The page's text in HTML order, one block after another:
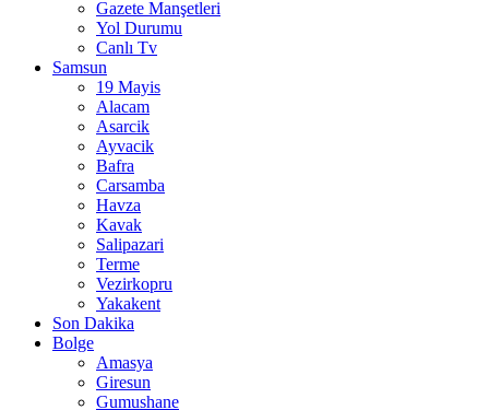
Gazete Manşetleri
Yol Durumu
Canlı Tv
Samsun
19 Mayis
Alacam
Asarcik
Ayvacik
Bafra
Carsamba
Havza
Kavak
Salipazari
Terme
Vezirkopru
Yakakent
Son Dakika
Bolge
Amasya
Giresun
Gumushane